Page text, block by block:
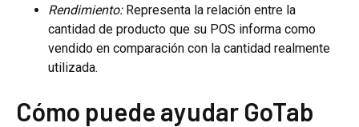
Rendimiento:Representa la relación entre la
cantidad de producto que su POS informa como
vendido en comparación con la cantidad realmente
utilizada.
Cómo puede ayudar GoTab